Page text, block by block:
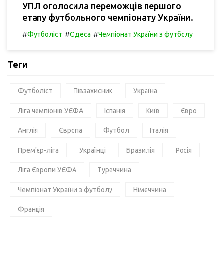
УПЛ оголосила переможців першого
етапу футбольного чемпіонату України.
#Футболіст #Одеса #Чемпіонат України з футболу
Теги
Футболіст Півзахисник Україна
Ліга чемпіонів УЄФА Іспанія Київ Євро
Англія Європа Футбол Італія
Прем'єр-ліга Українці Бразилія Росія
Ліга Європи УЄФА Туреччина
Чемпіонат України з футболу Німеччина
Франція